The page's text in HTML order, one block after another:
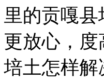
里的贡嘎
更放心，
培土怎样